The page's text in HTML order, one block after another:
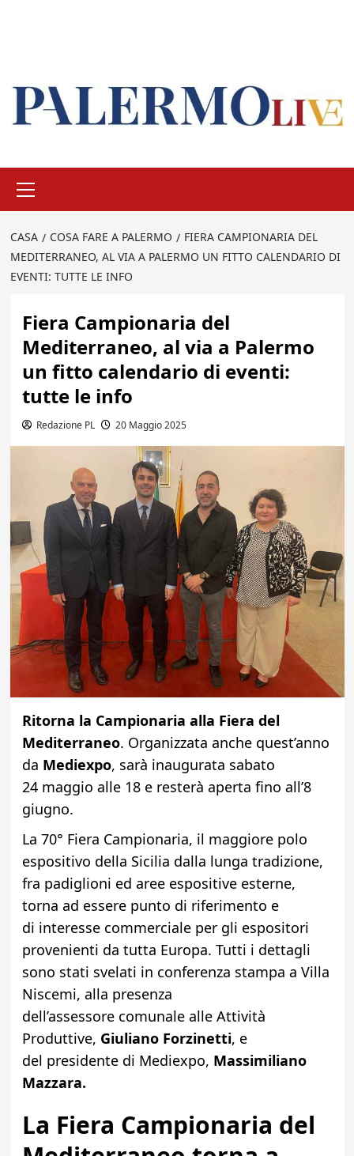
principale
CASA COSA FARE A PALERMO
FIERA CAMPIONARIA DEL
MEDITERRANEO, AL VIA A PALERMO UN FITTO CALENDARIO DI
EVENTI: TUTTE LE INFO
Fiera Campionaria del
Mediterraneo, al via a Palermo
un fitto calendario di eventi:
tutte le info
Redazione PL 20 Maggio 2025
Ritorna la Campionaria alla Fiera del
Mediterraneo. Organizzata anche quest’anno
da Mediexpo, sarà inaugurata sabato
24 maggio alle 18 e resterà aperta fino all’8
giugno.
La 70° Fiera Campionaria, il maggiore polo
espositivo della Sicilia dalla lunga tradizione,
fra padiglioni ed aree espositive esterne,
torna ad essere punto di riferimento e
di interesse commerciale per gli espositori
provenienti da tutta Europa. Tutti i dettagli
sono stati svelati in conferenza stampa a Villa
Niscemi, alla presenza
dell’assessore comunale alle Attività
Produttive, Giuliano Forzinetti, e
del presidente di Mediexpo, Massimiliano
Mazzara.
La Fiera Campionaria del